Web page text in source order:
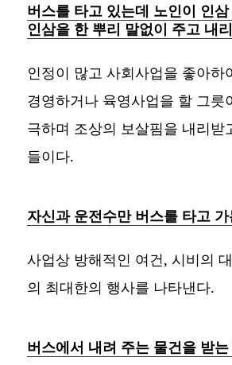
버스를 타고 있는데 노인이 인
인삼을 한 뿌리 말없이 주고 내
인정이 많고 사회사업을 좋아하
경영하거나 육영사업을 할 그릇
극하며 조상의 보살핌을 내리받
들이다.
자신과 운전수만 버스를 타고
사업상 방해적인 여건, 시비의
의 최대한의 행사를 나타낸다.
버스에서 내려 주는 물건을 받